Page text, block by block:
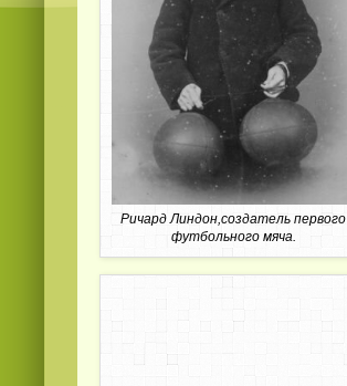
Ричард Линдон,создатель первого
футбольного мяча.